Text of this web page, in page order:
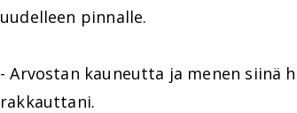
uudelleen pinnalle.
- Arvostan kauneutta ja menen siinä
rakkauttani.